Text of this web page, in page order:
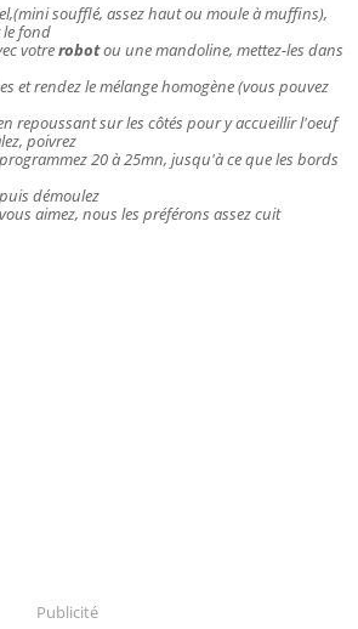
soufflé, assez haut ou moule à muffins),
le fond
votrerobotou une mandoline, mettez-les dans
et rendez le mélange homogène (vous pouvez
repoussant sur les côtés pour y accueillir l'oeuf
poivrez
20 à 25mn, jusqu'à ce que les bords
démoulez
aimez, nous les préférons assez cuit
Publicité